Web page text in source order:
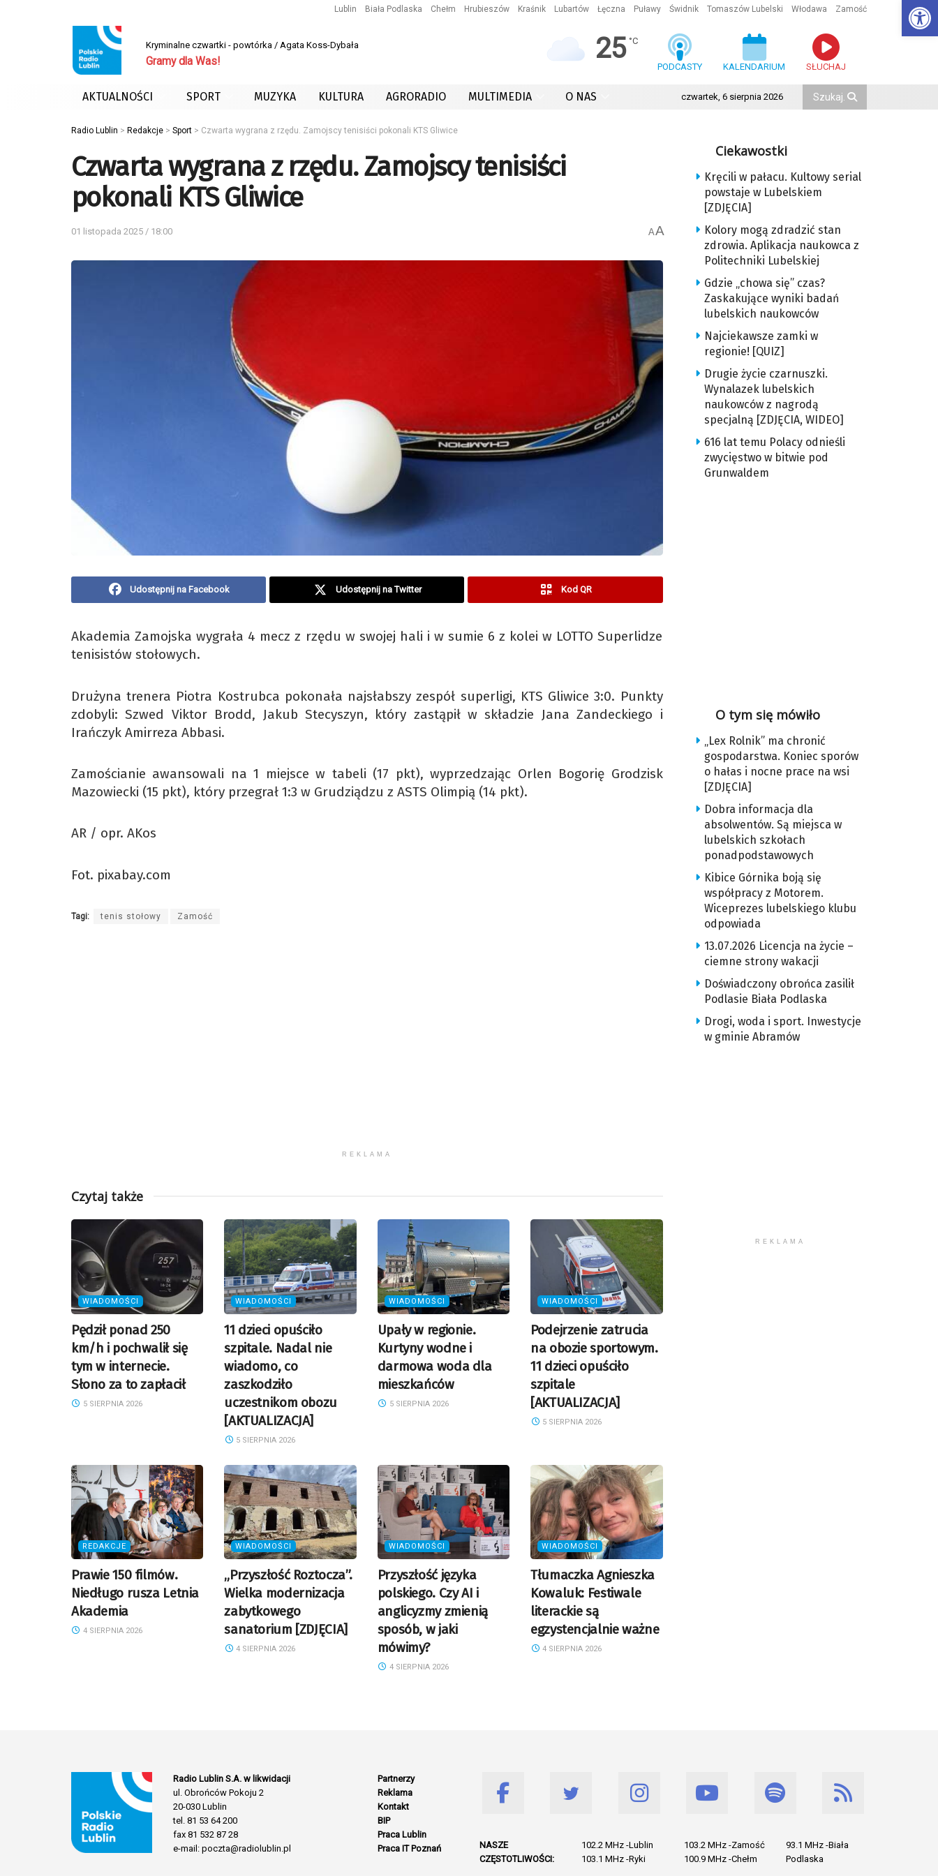
Lublin Biała Podlaska Chełm Hrubieszów Kraśnik Lubartów Łęczna Puławy Świdnik Tomaszów Lubelski Włodawa Zamość
Kryminalne czwartki - powtórka / Agata Koss-Dybała
Gramy dla Was! 25 °C
PODCASTY KALENDARIUM SŁUCHAJ
AKTUALNOŚCI SPORT MUZYKA KULTURA AGRORADIO MULTIMEDIA O NAS czwartek, 6 sierpnia 2026
Radio Lublin > Redakcje > Sport > Czwarta wygrana z rzędu. Zamojscy tenisiści pokonali KTS Gliwice
Czwarta wygrana z rzędu. Zamojscy tenisiści
pokonali KTS Gliwice
01 listopada 2025 / 18:00 AA
Udostępnij na Facebook Udostępnij na Twitter Kod QR
Akademia Zamojska wygrała 4 mecz z rzędu w swojej hali i w sumie 6 z kolei w LOTTO Superlidze
tenisistów stołowych.
Drużyna trenera Piotra Kostrubca pokonała najsłabszy zespół superligi, KTS Gliwice 3:0. Punkty
zdobyli: Szwed Viktor Brodd, Jakub Stecyszyn, który zastąpił w składzie Jana Zandeckiego i
Irańczyk Amirreza Abbasi.
Zamościanie awansowali na 1 miejsce w tabeli (17 pkt), wyprzedzając Orlen Bogorię Grodzisk
Mazowiecki (15 pkt), który przegrał 1:3 w Grudziądzu z ASTS Olimpią (14 pkt).
AR / opr. AKos
Fot. pixabay.com
Tagi: tenis stołowy Zamość
REKLAMA
Czytaj także
WIADOMOŚCI
Pędził ponad 250
km/h i pochwalił się
tym w internecie.
Słono za to zapłacił
5 SIERPNIA 2026
WIADOMOŚCI
11 dzieci opuściło
szpitale. Nadal nie
wiadomo, co
zaszkodziło
uczestnikom obozu
[AKTUALIZACJA]
5 SIERPNIA 2026
WIADOMOŚCI
Upały w regionie.
Kurtyny wodne i
darmowa woda dla
mieszkańców
5 SIERPNIA 2026
WIADOMOŚCI
Podejrzenie zatrucia
na obozie sportowym.
11 dzieci opuściło
szpitale
[AKTUALIZACJA]
5 SIERPNIA 2026
REDAKCJE
Prawie 150 filmów.
Niedługo rusza Letnia
Akademia
4 SIERPNIA 2026
WIADOMOŚCI
„Przyszłość Roztocza”.
Wielka modernizacja
zabytkowego
sanatorium [ZDJĘCIA]
4 SIERPNIA 2026
WIADOMOŚCI
Przyszłość języka
polskiego. Czy AI i
anglicyzmy zmienią
sposób, w jaki
mówimy?
4 SIERPNIA 2026
WIADOMOŚCI
Tłumaczka Agnieszka
Kowaluk: Festiwale
literackie są
egzystencjalnie ważne
4 SIERPNIA 2026
Ciekawostki
Kręcili w pałacu. Kultowy serial
powstaje w Lubelskiem
[ZDJĘCIA]
Kolory mogą zdradzić stan
zdrowia. Aplikacja naukowca z
Politechniki Lubelskiej
Gdzie „chowa się” czas?
Zaskakujące wyniki badań
lubelskich naukowców
Najciekawsze zamki w
regionie! [QUIZ]
Drugie życie czarnuszki.
Wynalazek lubelskich
naukowców z nagrodą
specjalną [ZDJĘCIA, WIDEO]
616 lat temu Polacy odnieśli
zwycięstwo w bitwie pod
Grunwaldem
O tym się mówiło
„Lex Rolnik” ma chronić
gospodarstwa. Koniec sporów
o hałas i nocne prace na wsi
[ZDJĘCIA]
Dobra informacja dla
absolwentów. Są miejsca w
lubelskich szkołach
ponadpodstawowych
Kibice Górnika boją się
współpracy z Motorem.
Wiceprezes lubelskiego klubu
odpowiada
13.07.2026 Licencja na życie –
ciemne strony wakacji
Doświadczony obrońca zasilił
Podlasie Biała Podlaska
Drogi, woda i sport. Inwestycje
w gminie Abramów
REKLAMA
Radio Lublin S.A. w likwidacji
ul. Obrońców Pokoju 2
20-030 Lublin
tel. 81 53 64 200
fax 81 532 87 28
e-mail: poczta@radiolublin.pl
Partnerzy
Reklama
Kontakt
BIP
Praca Lublin
Praca IT Poznań
NASZE
CZĘSTOTLIWOŚCI:
102.2 MHz -Lublin
103.1 MHz -Ryki
103.2 MHz -Zamość
100.9 MHz -Chełm
93.1 MHz -Biała
Podlaska